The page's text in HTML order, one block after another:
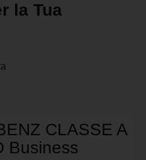
la Tua
CLASSE A
Business